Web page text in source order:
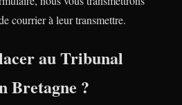
courrier à leur transmettre.
au Tribunal
Bretagne ?